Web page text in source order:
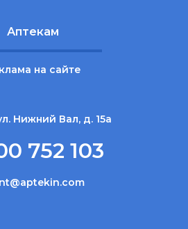
Аптекам
на сайте
Нижний Вал, д. 15а
752 103